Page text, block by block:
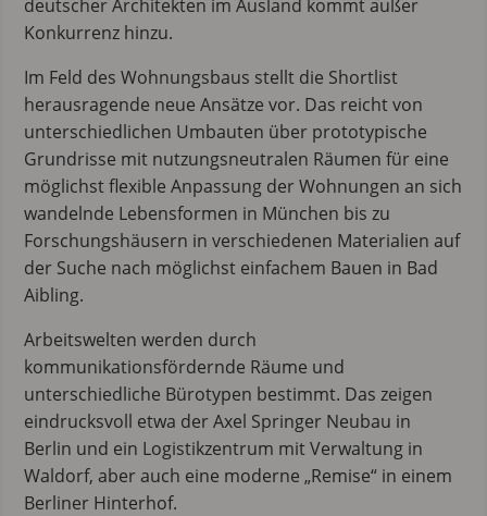
deutscher Architekten im Ausland kommt außer
Konkurrenz hinzu.
Im Feld des Wohnungsbaus stellt die Shortlist
herausragende neue Ansätze vor. Das reicht von
unterschiedlichen Umbauten über prototypische
Grundrisse mit nutzungsneutralen Räumen für eine
möglichst flexible Anpassung der Wohnungen an sich
wandelnde Lebensformen in München bis zu
Forschungshäusern in verschiedenen Materialien auf
der Suche nach möglichst einfachem Bauen in Bad
Aibling.
Arbeitswelten werden durch
kommunikationsfördernde Räume und
unterschiedliche Bürotypen bestimmt. Das zeigen
eindrucksvoll etwa der Axel Springer Neubau in
Berlin und ein Logistikzentrum mit Verwaltung in
Waldorf, aber auch eine moderne „Remise“ in einem
Berliner Hinterhof.